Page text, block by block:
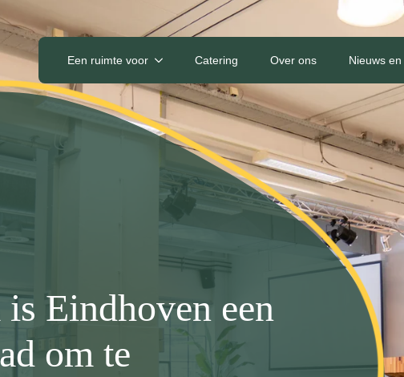
Een ruimte voor Catering Over ons Nieuws
is Eindhoven een
om te